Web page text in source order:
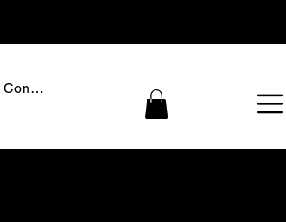
Connectez-vous